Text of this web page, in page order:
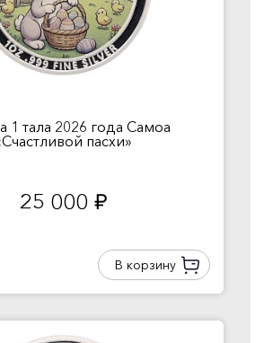
1 тала 2026 года Самоа
пасхи»
25 000 руб.
В корзину